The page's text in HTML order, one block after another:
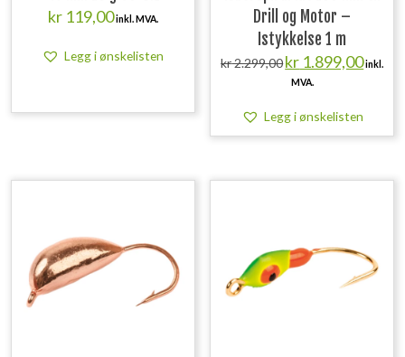
kr119,00inkl. MVA.
Legg i ønskelisten
Drill og Motor –
Istykkelse 1 m
kr2.299,00Opprinnelig
pris
var:
kr 1.899,00
pris
inkl.
MVA.
Legg i ønskelisten